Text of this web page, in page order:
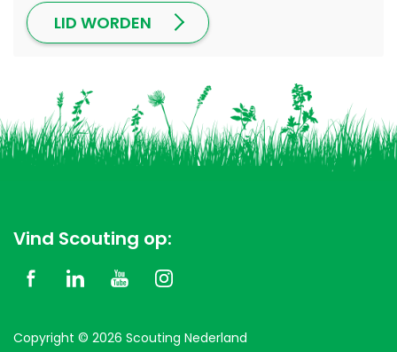
LID WORDEN
Vind Scouting op:
Copyright © 2026 Scouting Nederland